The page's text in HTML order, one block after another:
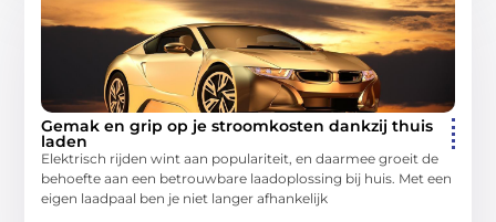
Gemak en grip op je stroomkosten dankzij thuis
laden
Elektrisch rijden wint aan populariteit, en daarmee groeit de
behoefte aan een betrouwbare laadoplossing bij huis. Met een
eigen laadpaal ben je niet langer afhankelijk